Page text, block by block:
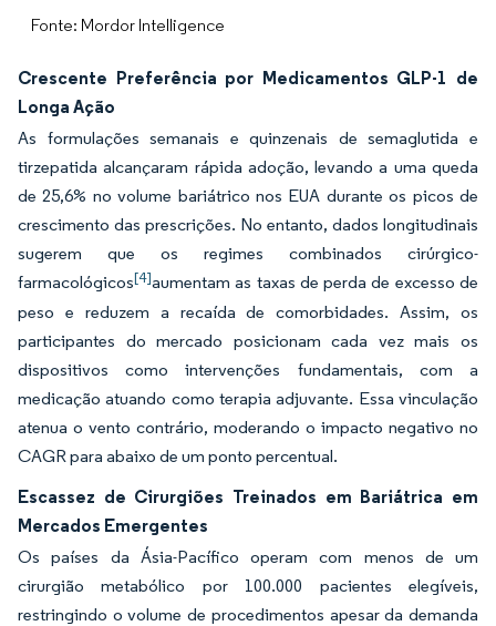
Fonte: Mordor Intelligence
Crescente Preferência por Medicamentos GLP-1 de
Longa Ação
As formulações semanais e quinzenais de semaglutida e
tirzepatida alcançaram rápida adoção, levando a uma queda
de 25,6% no volume bariátrico nos EUA durante os picos de
crescimento das prescrições. No entanto, dados longitudinais
sugerem que os regimes combinados cirúrgico-
farmacológicos[4]aumentam as taxas de perda de excesso de
peso e reduzem a recaída de comorbidades. Assim, os
participantes do mercado posicionam cada vez mais os
dispositivos como intervenções fundamentais, com a
medicação atuando como terapia adjuvante. Essa vinculação
atenua o vento contrário, moderando o impacto negativo no
CAGR para abaixo de um ponto percentual.
Escassez de Cirurgiões Treinados em Bariátrica em
Mercados Emergentes
Os países da Ásia-Pacífico operam com menos de um
cirurgião metabólico por 100.000 pacientes elegíveis,
restringindo o volume de procedimentos apesar da demanda